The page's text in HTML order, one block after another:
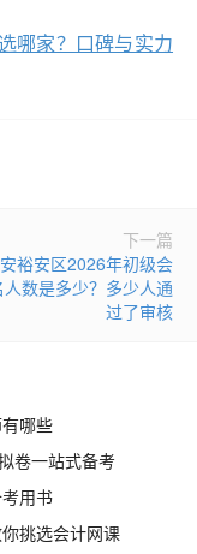
哪家？口碑与实力
下一篇
裕安区2026年初级会
数是多少？多少人通
过了审核
哪些
卷一站式备考
用书
挑选会计网课